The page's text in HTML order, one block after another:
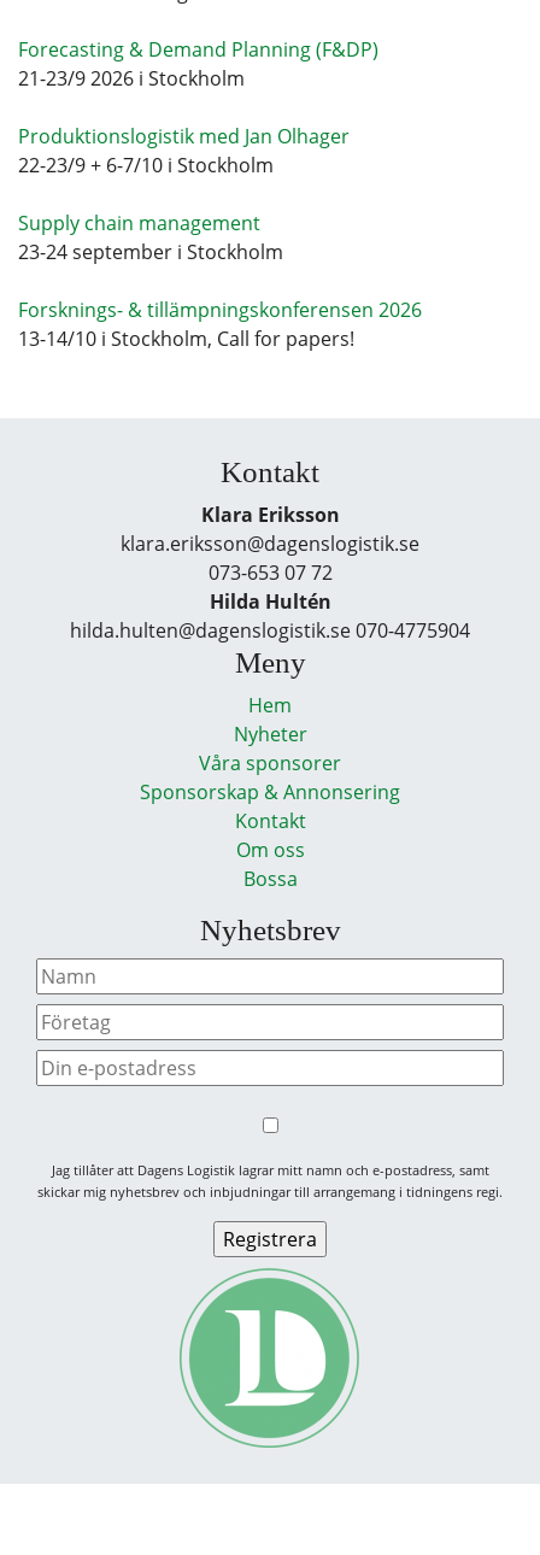
Forecasting & Demand Planning (F&DP)
21-23/9 2026 i Stockholm
Produktionslogistik med Jan Olhager
22-23/9 + 6-7/10 i Stockholm
Supply chain management
23-24 september i Stockholm
Forsknings- & tillämpningskonferensen 2026
13-14/10 i Stockholm, Call for papers!
Kontakt
Klara Eriksson
klara.eriksson@dagenslogistik.se
073-653 07 72
Hilda Hultén
hilda.hulten@dagenslogistik.se 070-4775904
Meny
Hem
Nyheter
Våra sponsorer
Sponsorskap & Annonsering
Kontakt
Om oss
Bossa
Nyhetsbrev
Jag tillåter att Dagens Logistik lagrar mitt namn och e-postadress, samt
skickar mig nyhetsbrev och inbjudningar till arrangemang i tidningens regi.